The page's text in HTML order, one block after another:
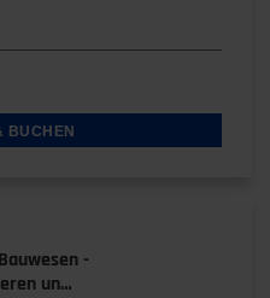
BUCHEN
-
un…